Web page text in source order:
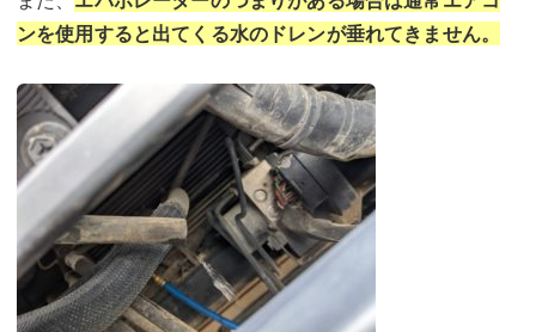
ンを使用すると出てくる水のドレンが垂れてきません。